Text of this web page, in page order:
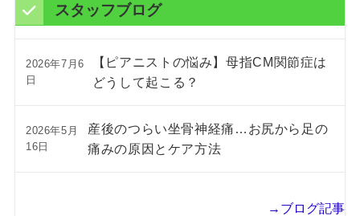
スタッフブログ
2026年7月6
日
【ピアニストの悩み】母指CM関節症は
どうして起こる？
2026年5月
16日
産後のつらい坐骨神経痛…お尻から足の
痛みの原因とケア方法
→ブログ記事